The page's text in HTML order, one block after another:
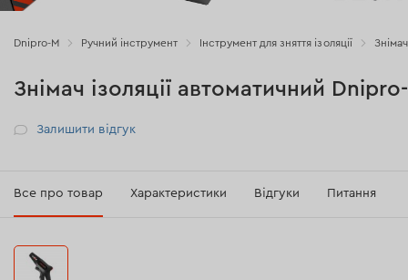
Dnipro-M Ручний інструмент Інструмент для зняття ізоляції
Знімач ізоляції автоматичний
Рейтинг
Залишити відгук
Все про товар Характеристики Відгуки Питання